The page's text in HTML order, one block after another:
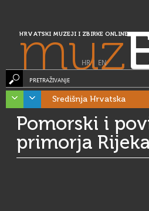
HRVATSKI MUZEJI I ZBIRKE ONLINE
muz
HR| EN
PRETRAŽIVANJE
Središnja Hrvatska
Pomorski i
primorja